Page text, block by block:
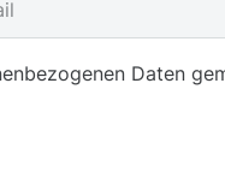
Daten